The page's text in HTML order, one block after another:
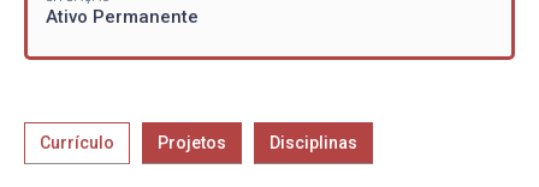
Ativo Permanente
Currículo Projetos Disciplinas